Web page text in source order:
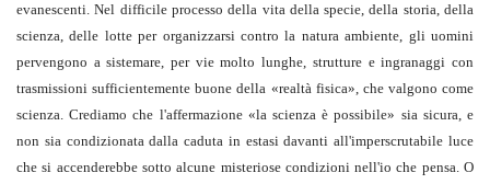
evanescenti. Nel difficile processo della vita della specie, della storia, della
scienza, delle lotte per organizzarsi contro la natura ambiente, gli uomini
pervengono a sistemare, per vie molto lunghe, strutture e ingranaggi con
trasmissioni sufficientemente buone della «realtà fisica», che valgono come
scienza. Crediamo che l'affermazione «la scienza è possibile» sia sicura, e
non sia condizionata dalla caduta in estasi davanti all'imperscrutabile luce
che si accenderebbe sotto alcune misteriose condizioni nell'io che pensa. O